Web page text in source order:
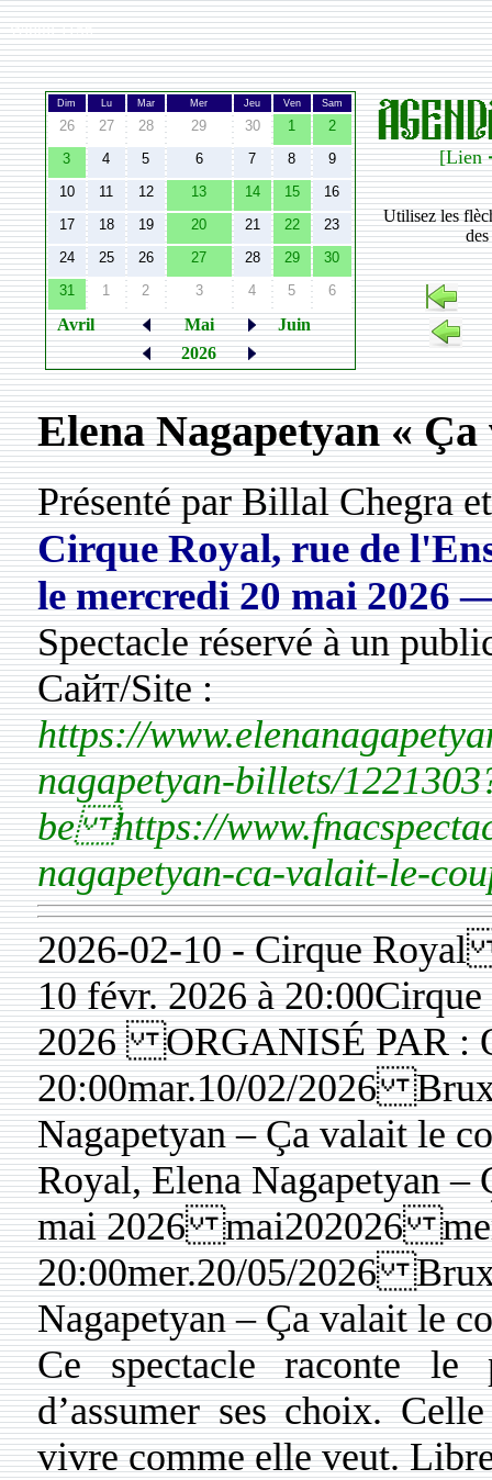
Width:1156
Dim Lu Mar Mer Jeu Ven Sam
26 27 28 29 30 1
2
3
4 5 6 7 8
9
10
11 12 13 14 15
16
17
18 19 20 21 22
23
24
25 26 27 28 29
30
31
1 2 3 4 5 6
Avril Mai
Juin
2026
[Lien
Utilisez les
Elena Nagapetyan «
Présenté par Billal Chegra
Cirque Royal, rue de
lemercredi 20 mai 2026—
Spectacle réservé à un
Сайт/Site :
https://
nagapetyan-billets/
be https://
nagapetyan-ca-valait-le-
2026-02-10 - Cirque
10 févr. 2026 à
2026 ORGANISÉ PAR
20:00mar.10/02/2026
Nagapetyan – Ça valait
Royal, Elena Nagapetyan
mai 2026 mai202026
20:00mer.20/05/2026
Nagapetyan – Ça valait le
Ce spectacle raconte le
d’assumer ses choix.
vivre comme elle veut.